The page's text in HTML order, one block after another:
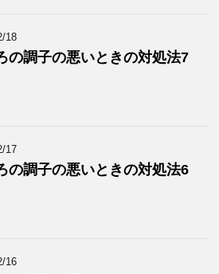
18
の調子の悪いときの対処法7
17
の調子の悪いときの対処法6
16